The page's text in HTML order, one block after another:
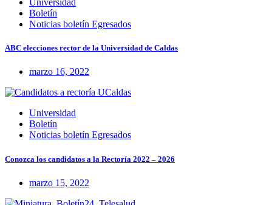
Universidad
Boletín
Noticias boletín Egresados
ABC elecciones rector de la Universidad de Caldas
marzo 16, 2022
Universidad
Boletín
Noticias boletín Egresados
Conozca los candidatos a la Rectoría 2022 – 2026
marzo 15, 2022